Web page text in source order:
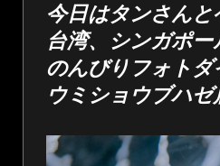
今日はタンさん
台湾、シンガポ
のんびりフォト
ウミショウブハゼ